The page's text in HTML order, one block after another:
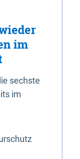
im
sechste
im